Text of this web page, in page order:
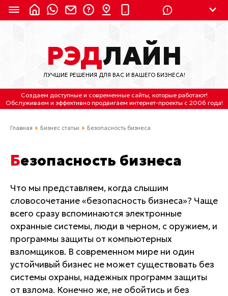
8 (800) 550-9899 (с 2:30 до 11:30 по
Мск)
Бесплатно по России
(4212) 658-653
(4212) 637-673
Отдельный вход \ Левый торец здания
info@lred.ru
Все контакты
РЭДЛАЙН
ЛУЧШИЕ РЕШЕНИЯ ДЛЯ ВАС И ВАШЕГО БИЗНЕСА!
Создаем доступные и современные сайты, которые работают!
Обслуживаем и эффективно продвигаем интернет-проекты с 2006 года!
Главная Бизнес статьи Безопасность бизнеса
Безопасность бизнеса
Что мы представляем, когда слышим
словосочетание «безопасность бизнеса»? Чаще
всего сразу вспоминаются электронные
охранные системы, люди в черном, с оружием, и
программы защиты от компьютерных
взломщиков. В современном мире ни один
устойчивый бизнес не может существовать без
системы охраны, надежных программ защиты
от взлома. Конечно же, не обойтись и без